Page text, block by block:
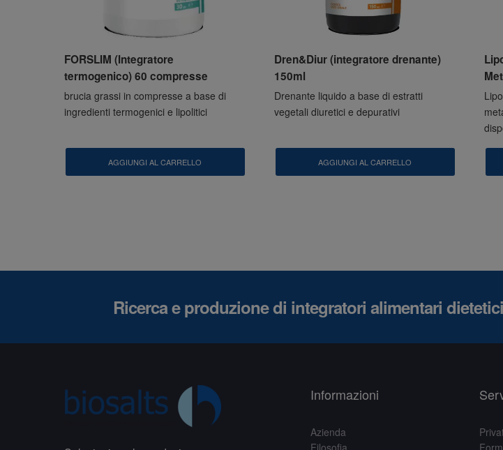
FORSLIM (Integratore
termogenico) 60 compresse
brucia grassi in compresse a base di
ingredienti termogenici e lipolitici
AGGIUNGI AL CARRELLO
Dren&Diur (integratore drenante)
150ml
Drenante liquido a base di estratti
vegetali diuretici e depurativi
AGGIUNGI AL CARRELLO
Ricerca e produzione di integratori alimentari
Informazioni
Azienda
Filosofia